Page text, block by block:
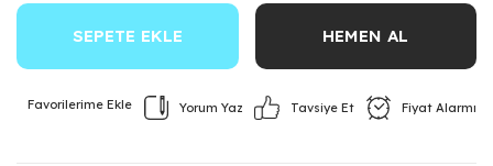
SEPETE EKLE HEMEN AL
Yorum Yaz Tavsiye Et Fiyat Alarmı